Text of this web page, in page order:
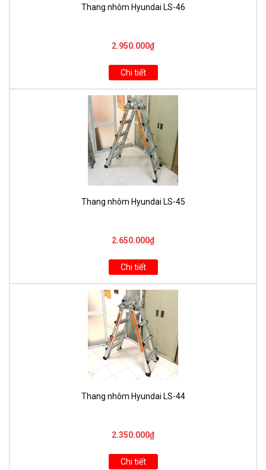
Thang nhôm Hyundai LS-46
2.950.000₫
Chi tiết
Thang nhôm Hyundai LS-45
2.650.000₫
Chi tiết
Thang nhôm Hyundai LS-44
2.350.000₫
Chi tiết